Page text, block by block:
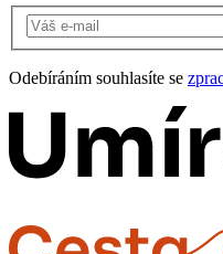
Odebíráním souhlasíte se